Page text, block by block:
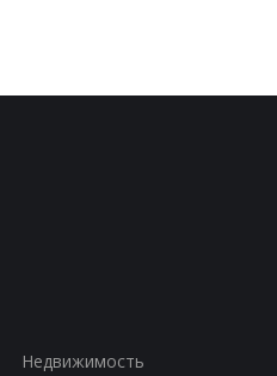
Недвижимость